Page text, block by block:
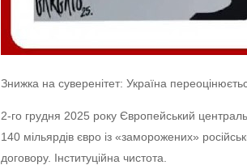
Знижка на суверенітет: Україна
2-го грудня 2025 року Європейський
140 мільярдів євро із «заморожених»
договору. Інституційна чистота.